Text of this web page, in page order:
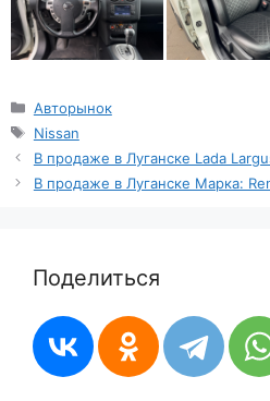
Рубрики
Авторынок
Метки
Nissan
В продаже в Луганске Lada
В продаже в Луганске Марка:
Поделиться